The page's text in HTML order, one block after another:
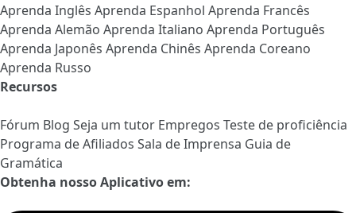
Aprenda Inglês Aprenda Espanhol Aprenda Francês
Aprenda Alemão Aprenda Italiano Aprenda Português
Aprenda Japonês Aprenda Chinês Aprenda Coreano
Aprenda Russo
Recursos
Fórum Blog Seja um tutor Empregos Teste de proficiência
Programa de Afiliados Sala de Imprensa Guia de
Gramática
Obtenha nosso Aplicativo em: